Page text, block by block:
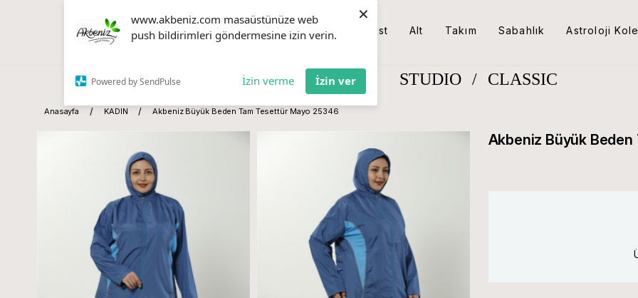
www.akbeniz.com masaüstünüze web
push bildirimleri göndermesine izin verin.
Powered by SendPulse İzin verme İzin ver
×
Üst Alt Takım Sabahlık Astroloji
STUDIO / CLASSIC
Anasayfa KADIN Akbeniz Büyük Beden Tam Tesettür Mayo 25346
Akbeniz Büyük